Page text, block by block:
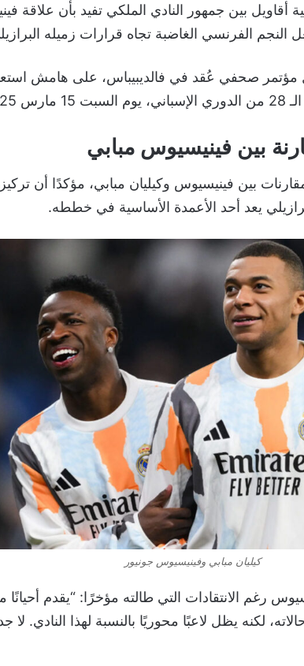
أقاويل بين جمهور النادي الملكي تفيد بأن علاقة
النجم الفرنسي الغاضبة تجاه قرارات زميله
مؤتمر صحفي عُقد في فالديبيباس، على هامش
بين فينيسيوس مبابي
بين فينيسيوس وكيليان مبابي، مؤكدًا أن
يعد أحد الأعمدة الأساسية في خططه.
كيليان مبابي وفينيسيوس جونيور
رغم الانتقادات التي طالته مؤخرًا: “يقدم أحيانًا
لكنه يظل لاعبًا محوريًا بالنسبة لهذا النادي.